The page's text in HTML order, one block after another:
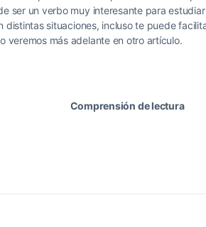
ser un verbo muy interesante para
distintas situaciones, incluso te puede
veremos más adelante en otro artículo.
Comprensión de lectura